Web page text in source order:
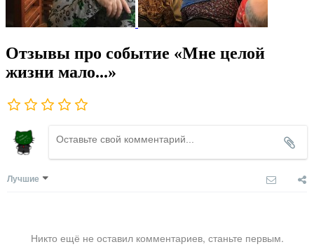
Отзывы про событие «Мне целой
жизни мало...»
Лучшие
Никто ещё не оставил комментариев, станьте первым.